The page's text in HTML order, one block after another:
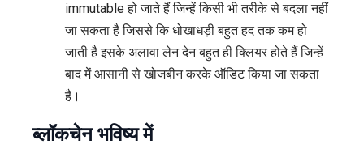
immutable हो जाते हैं जिन्हें किसी भी तरीके से बदला नहीं
जा सकता है जिससे कि धोखाधड़ी बहुत हद तक कम हो
जाती है इसके अलावा लेन देन बहुत ही क्लियर होते हैं जिन्हें
बाद में आसानी से खोजबीन करके ऑडिट किया जा सकता
है।
ब्लॉकचेन भविष्य में